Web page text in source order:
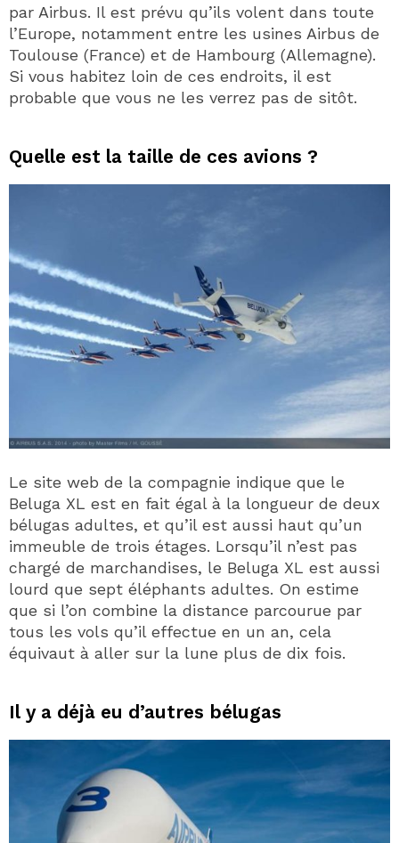
par Airbus. Il est prévu qu’ils volent dans toute
l’Europe, notamment entre les usines Airbus de
Toulouse (France) et de Hambourg (Allemagne).
Si vous habitez loin de ces endroits, il est
probable que vous ne les verrez pas de sitôt.
Quelle est la taille de ces avions ?
Le site web de la compagnie indique que le
Beluga XL est en fait égal à la longueur de deux
bélugas adultes, et qu’il est aussi haut qu’un
immeuble de trois étages. Lorsqu’il n’est pas
chargé de marchandises, le Beluga XL est aussi
lourd que sept éléphants adultes. On estime
que si l’on combine la distance parcourue par
tous les vols qu’il effectue en un an, cela
équivaut à aller sur la lune plus de dix fois.
Il y a déjà eu d’autres bélugas